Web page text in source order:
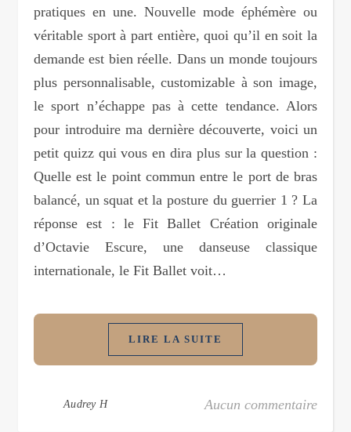
pratiques en une. Nouvelle mode éphémère ou
véritable sport à part entière, quoi qu’il en soit la
demande est bien réelle. Dans un monde toujours
plus personnalisable, customizable à son image,
le sport n’échappe pas à cette tendance. Alors
pour introduire ma dernière découverte, voici un
petit quizz qui vous en dira plus sur la question :
Quelle est le point commun entre le port de bras
balancé, un squat et la posture du guerrier 1 ? La
réponse est : le Fit Ballet Création originale
d’Octavie Escure, une danseuse classique
internationale, le Fit Ballet voit…
LIRE LA SUITE
Audrey H Aucun commentaire